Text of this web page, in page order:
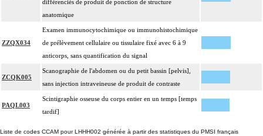
différenciés de produit de ponction de structure
anatomique
ZZQX034
Examen immunocytochimique ou immunohistochimique
de prélèvement cellulaire ou tissulaire fixé avec 6 à 9
anticorps, sans quantification du signal
ZCQK005
Scanographie de l'abdomen ou du petit bassin [pelvis],
sans injection intraveineuse de produit de contraste
PAQL003
Scintigraphie osseuse du corps entier en un temps [temps
tardif]
Liste de codes CCAM pour LHHH002 générée à partir des statistiques du PMSI français